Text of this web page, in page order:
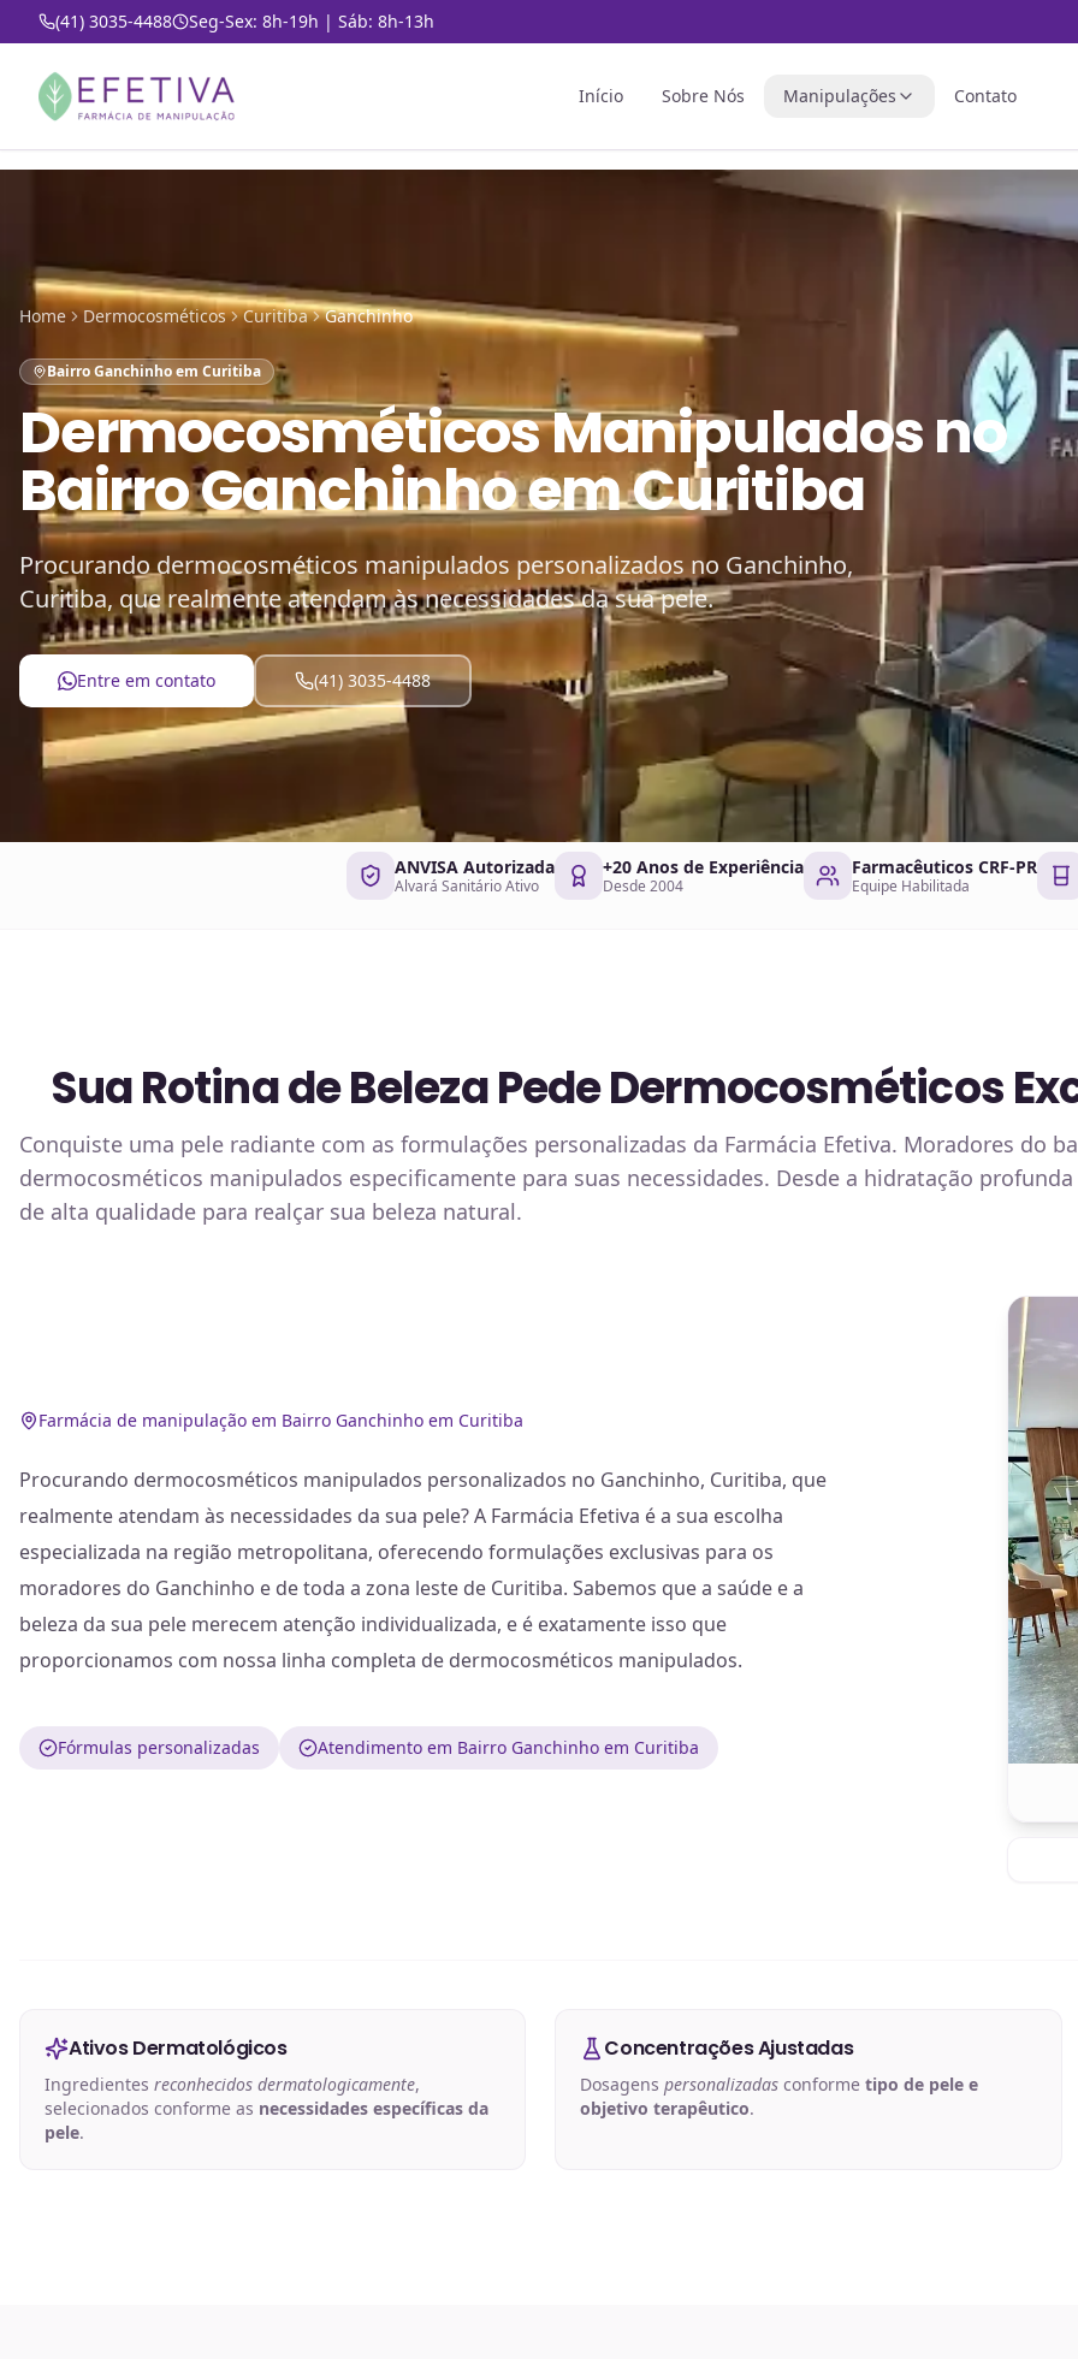
(41) 3035-4488 Seg-Sex: 8h-19h | Sáb: 8h-13h
Início Sobre Nós Manipulações Contato
Home Dermocosméticos Curitiba Ganchinho
Bairro Ganchinho em Curitiba
Dermocosméticos Manipuladosno
Bairro Ganchinho em Curitiba
Procurando dermocosméticos manipulados personalizados no Ganchinho,
Curitiba, que realmente atendam às necessidades da sua pele.
Entre em contato (41) 3035-4488
ANVISA Autorizada
Alvará Sanitário Ativo
+20 Anos de Experiência
Desde 2004
Farmacêuticos CRF-PR
Equipe Habilitada
Sua Rotina de Beleza Pede Dermocosméticos
Conquiste uma pele radiante com as formulações personalizadas da Farmácia Efetiva. Moradores do
dermocosméticos manipulados especificamente para suas necessidades. Desde a hidratação
de alta qualidade para realçar sua beleza natural.
Farmácia de manipulação em Bairro Ganchinho em Curitiba
Procurando dermocosméticos manipulados personalizados no Ganchinho, Curitiba, que
realmente atendam às necessidades da sua pele? A Farmácia Efetiva é a sua escolha
especializada na região metropolitana, oferecendo formulações exclusivas para os
moradores do Ganchinho e de toda a zona leste de Curitiba. Sabemos que a saúde e a
beleza da sua pele merecem atenção individualizada, e é exatamente isso que
proporcionamos com nossa linha completa de dermocosméticos manipulados.
Fórmulas personalizadas Atendimento em Bairro Ganchinho em Curitiba
Ativos Dermatológicos
Ingredientes reconhecidos dermatologicamente,
selecionados conforme as necessidades específicas da
pele.
Concentrações Ajustadas
Dosagenspersonalizadas conformetipo de pele e
objetivo terapêutico.